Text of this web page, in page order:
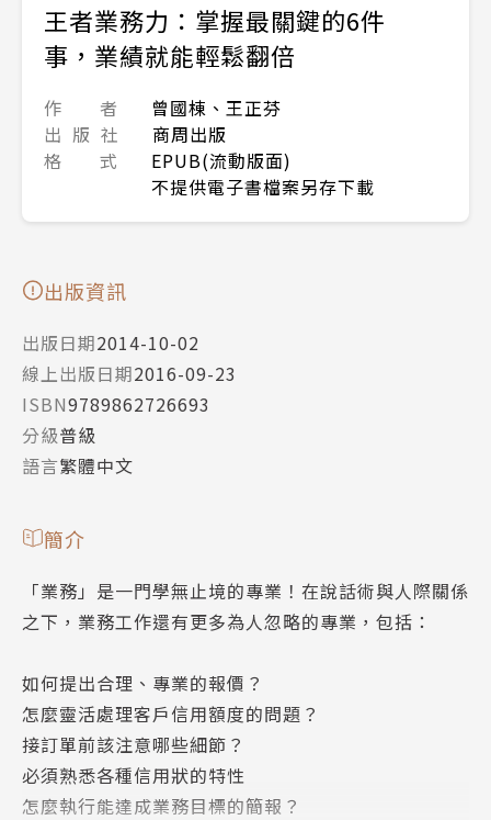
王者業務力：掌握最關鍵的6件
事，業績就能輕鬆翻倍
作 者
曾國棟、王正芬
出 版 社
商周出版
格 式
EPUB(流動版面)
不提供電子書檔案另存下載
出版資訊
出版日期2014-10-02
線上出版日期2016-09-23
ISBN9789862726693
分級普級
語言繁體中文
簡介
「業務」是一門學無止境的專業！在說話術與人際關係
之下，業務工作還有更多為人忽略的專業，包括：
如何提出合理、專業的報價？
怎麼靈活處理客戶信用額度的問題？
接訂單前該注意哪些細節？
必須熟悉各種信用狀的特性
怎麼執行能達成業務目標的簡報？